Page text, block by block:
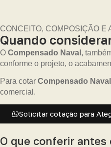
CONCEITO, COMPOSIÇÃO E
Quando
O Compensado Naval ,
conforme o projeto, o
Para cotar Compensado
comercial.
Solicitar cotação para
O que conferir